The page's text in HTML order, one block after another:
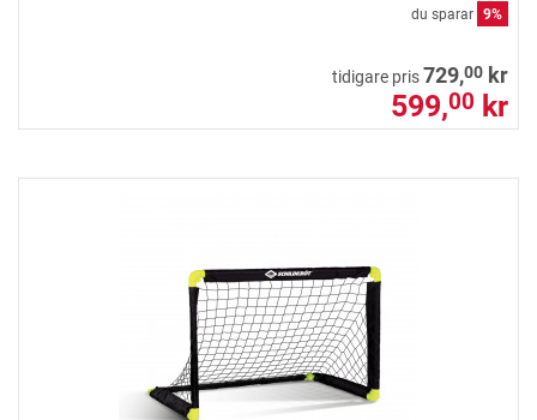
du sparar 9%
tidigare pris729,00 kr
599,00 kr